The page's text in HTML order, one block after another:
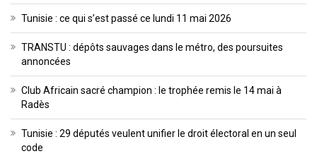
Tunisie : ce qui s’est passé ce lundi 11 mai 2026
TRANSTU : dépôts sauvages dans le métro, des poursuites
annoncées
Club Africain sacré champion : le trophée remis le 14 mai à
Radès
Tunisie : 29 députés veulent unifier le droit électoral en un seul
code